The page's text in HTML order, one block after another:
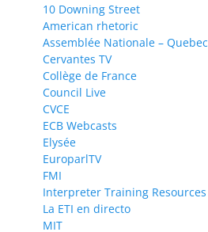
10 Downing Street
American rhetoric
Assemblée Nationale – Quebec
Cervantes TV
Collège de France
Council Live
CVCE
ECB Webcasts
Elysée
EuroparlTV
FMI
Interpreter Training Resources
La ETI en directo
MIT